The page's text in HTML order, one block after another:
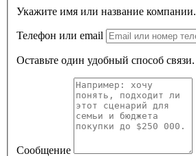
Укажите имя или название компании.
Телефон или email
Оставьте один удобный способ связи.
Сообщение